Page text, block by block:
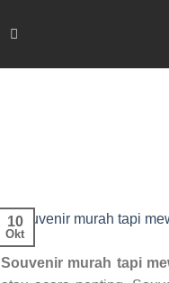
10
Okt
Souvenir murah tapi